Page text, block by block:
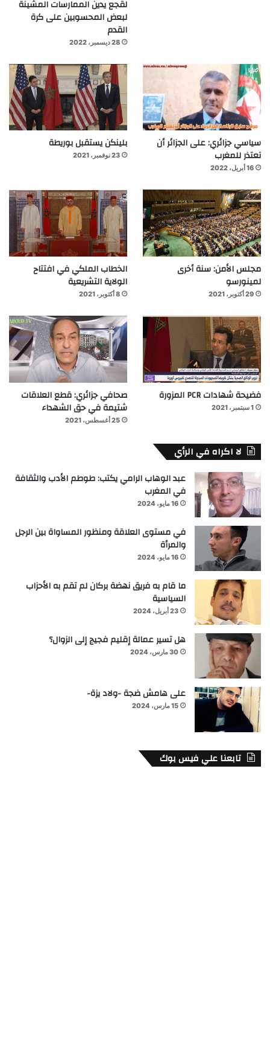
لقجع يدين الممارسات المشينة
لبعض المحسوبين على كرة
القدم
28 ديسمبر، 2022
سياسي جزائري: على الجزائر أن
تعتذر للمغرب
16 أبريل، 2022
بلينكن يستقبل بوريطة
23 نوفمبر، 2021
مجلس الأمن: سنة أخرى
لمينورسو
29 أكتوبر، 2021
الخطاب الملكي في افتتاح
الولاية التشريعية
8 أكتوبر، 2021
فضيحة شهادات PCR المزورة
1 سبتمبر، 2021
صحافي جزائري: قطع العلاقات
شتيمة في حق الشهداء
25 أغسطس، 2021
لا اكراه في الرأي
عبد الوهاب الرامي يكتب: طوطم الأدب والثقافة
في المغرب
16 مايو، 2024
في مستوى العلاقة ومنظور المساواة بين الرجل
والمرأة
16 مايو، 2024
ما قام به فريق نهضة بركان لم تقم به الأحزاب
السياسية
23 أبريل، 2024
هل تسير عمالة إقليم فجيج إلى الزوال؟
30 مارس، 2024
على هامش ضجة -ولاد يزة-
15 مارس، 2024
تابعنا علي فيس بوك